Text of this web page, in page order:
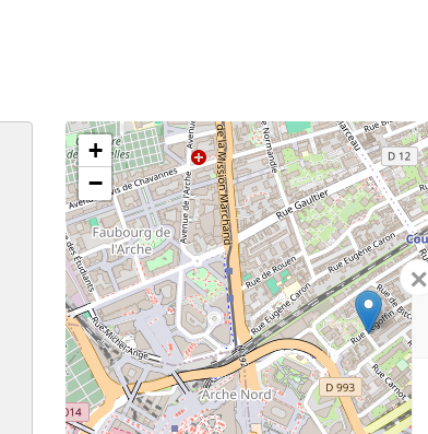
+
−
✕